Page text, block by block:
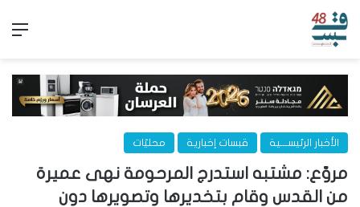
الأخبار الرئيســـية قبسات إخبارية محليّات
مروّع: مشتبه استدرج المرحومة نهى عميرة
من القدس وقام بتخديرها وتصويرها دون